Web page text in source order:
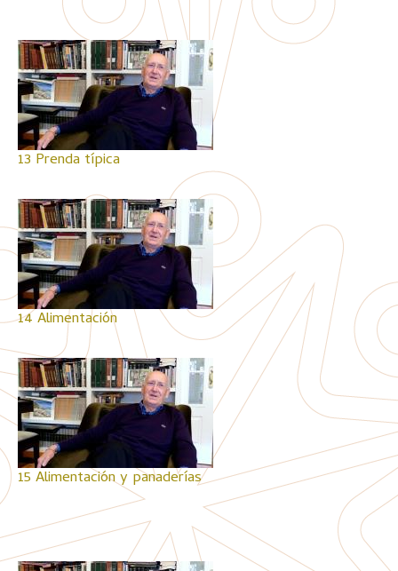
13 Prenda típica
14 Alimentación
15 Alimentación y panaderías